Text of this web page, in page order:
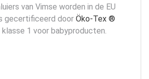
van Vimse worden in de EU
gecertificeerd door Öko-Tex ®
klasse 1 voor babyproducten.